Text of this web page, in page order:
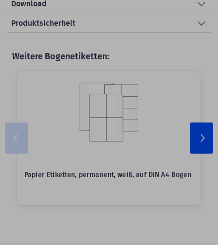
Download
Produktsicherheit
Weitere Bogenetiketten:
Papier Etiketten, permanent, weiß, auf DIN A4 Bogen